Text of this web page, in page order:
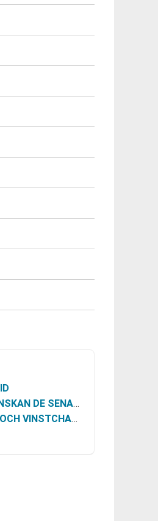
SÄSONGERNA
VINSTCHANS